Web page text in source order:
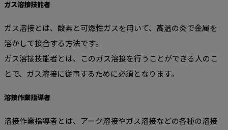
ガス溶接技能者
ガス溶接とは、酸素と可燃性ガスを用いて、高温の炎で金属を
溶かして接合する方法です。
ガス溶接技能者とは、このガス溶接を行うことができる人のこ
とで、ガス溶接に従事するために必須となります。
溶接作業指導者
溶接作業指導者とは、アーク溶接やガス溶接などの各種の溶接